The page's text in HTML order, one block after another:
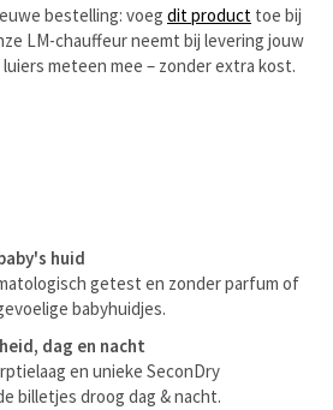
bestelling: voeg dit product toe bij
LM-chauffeur neemt bij levering jouw
meteen mee – zonder extra kost.
huid
getest en zonder parfum of
babyhuidjes.
dag en nacht
en unieke SeconDry
billetjes droog dag & nacht.